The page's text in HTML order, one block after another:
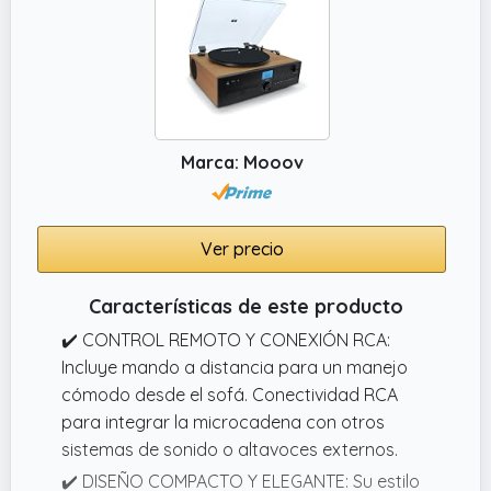
Marca: Mooov
Ver precio
Características de este producto
✔️ CONTROL REMOTO Y CONEXIÓN RCA:
Incluye mando a distancia para un manejo
cómodo desde el sofá. Conectividad RCA
para integrar la microcadena con otros
sistemas de sonido o altavoces externos.
✔️ DISEÑO COMPACTO Y ELEGANTE: Su estilo